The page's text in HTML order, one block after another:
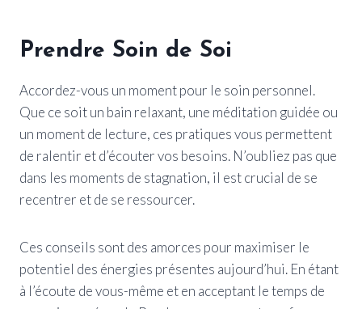
Prendre Soin de Soi
Accordez-vous un moment pour le soin personnel.
Que ce soit un bain relaxant, une méditation guidée ou
un moment de lecture, ces pratiques vous permettent
de ralentir et d’écouter vos besoins. N’oubliez pas que
dans les moments de stagnation, il est crucial de se
recentrer et de se ressourcer.
Ces conseils sont des amorces pour maximiser le
potentiel des énergies présentes aujourd’hui. En étant
à l’écoute de vous-même et en acceptant le temps de